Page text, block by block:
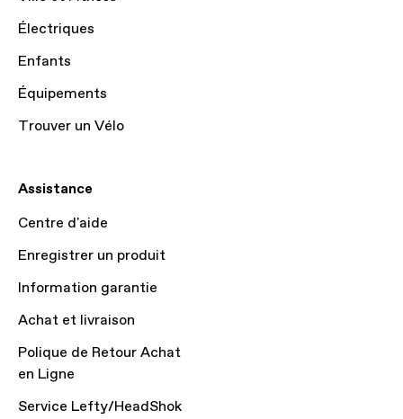
Électriques
Enfants
Équipements
Trouver un Vélo
Assistance
Centre d'aide
Enregistrer un produit
Information garantie
Achat et livraison
Polique de Retour Achat
en Ligne
Service Lefty/HeadShok